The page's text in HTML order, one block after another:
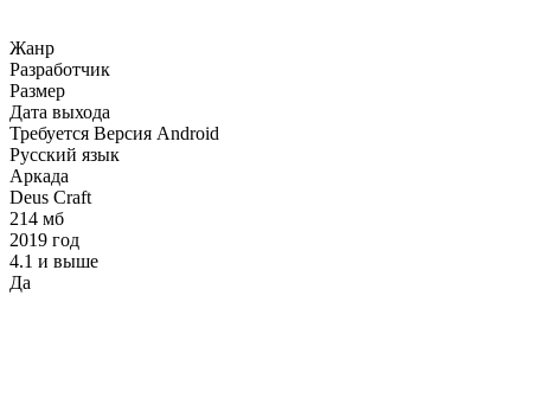
Жанр
Разработчик
Размер
Дата выхода
Требуется Версия Android
Русский язык
Аркада
Deus Craft
214 мб
2019 год
4.1 и выше
Да